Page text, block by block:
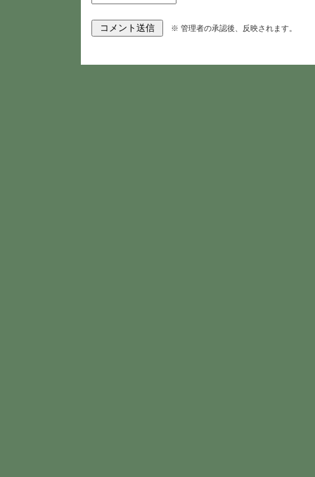
※ 管理者の承認後、反映されます。